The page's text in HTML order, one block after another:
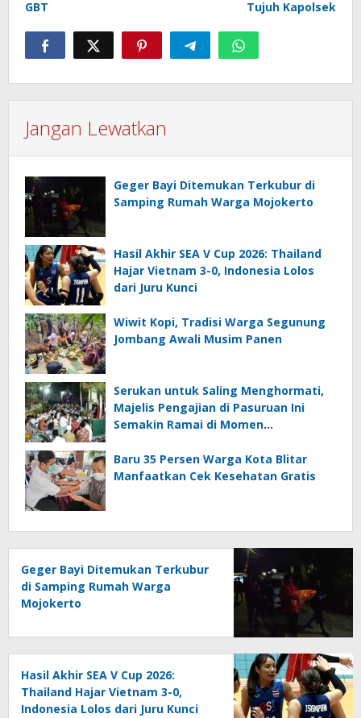
GBT
Tujuh Kapolsek
Jangan Lewatkan
Geger Bayi Ditemukan Terkubur di
Samping Rumah Warga Mojokerto
Hasil Akhir SEA V Cup 2026: Thailand
Hajar Vietnam 3-0, Indonesia Lolos
dari Juru Kunci
Wiwit Kopi, Tradisi Warga Segunung
Jombang Awali Musim Panen
Serukan untuk Saling Menghormati,
Majelis Pengajian di Pasuruan Ini
Semakin Ramai di Momen
Baru 35 Persen Warga Kota Blitar
Manfaatkan Cek Kesehatan Gratis
Geger Bayi Ditemukan Terkubur
di Samping Rumah Warga
Mojokerto
Hasil Akhir SEA V Cup 2026:
Thailand Hajar Vietnam 3-0,
Indonesia Lolos dari Juru Kunci